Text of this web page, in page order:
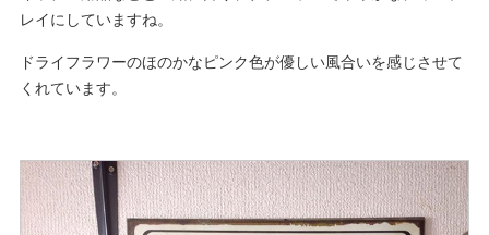
レイにしていますね。
ドライフラワーのほのかなピンク色が優しい風合いを感じさせて
くれています。